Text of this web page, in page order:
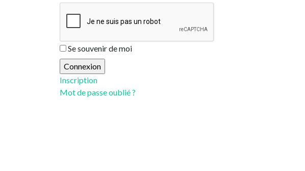
Se souvenir de moi
Inscription
Mot de passe oublié ?